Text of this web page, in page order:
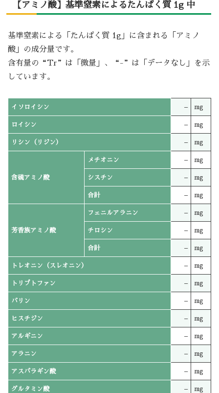
【アミノ酸】基準窒素によるたんぱく質 1g 中
基準窒素による「たんぱく質 1g」に含まれる「アミノ
酸」の成分量です。
含有量の“Tr”は「微量」、“-”は「データなし」を示
しています。
イソロイシン – mg
ロイシン – mg
リシン（リジン） – mg
含硫アミノ酸
メチオニン – mg
シスチン – mg
合計 – mg
芳香族アミノ酸
フェニルアラニン – mg
チロシン – mg
合計 – mg
トレオニン（スレオニン） – mg
トリプトファン – mg
バリン – mg
ヒスチジン – mg
アルギニン – mg
アラニン – mg
アスパラギン酸 – mg
グルタミン酸 – mg